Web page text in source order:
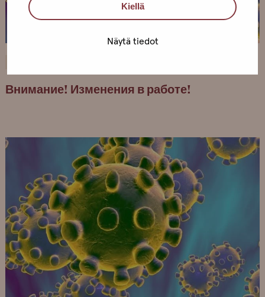
Kiellä
Näytä tiedot
Внимание! Изменения в работе!